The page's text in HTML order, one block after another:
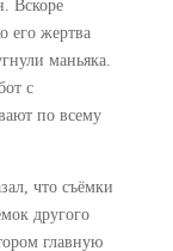
Вскоре
его жертва
маньяка.
с
по всему
что съёмки
другого
главную